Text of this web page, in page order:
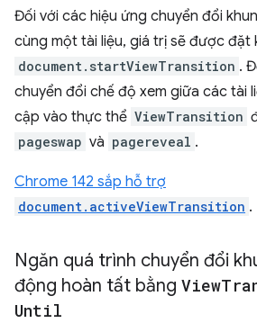
Đối với các hiệu ứng chuyển đổi
cùng một tài liệu, giá trị sẽ được đặt
document.startViewTransition .
chuyển đổi chế độ xem giữa các tài
cập vào thực thể ViewTransition
pageswap và pagereveal .
Chrome 142 sắp hỗ trợ
document.activeViewTransition .
Ngăn quá trình chuyển đổi
động hoàn tất bằng View
Until